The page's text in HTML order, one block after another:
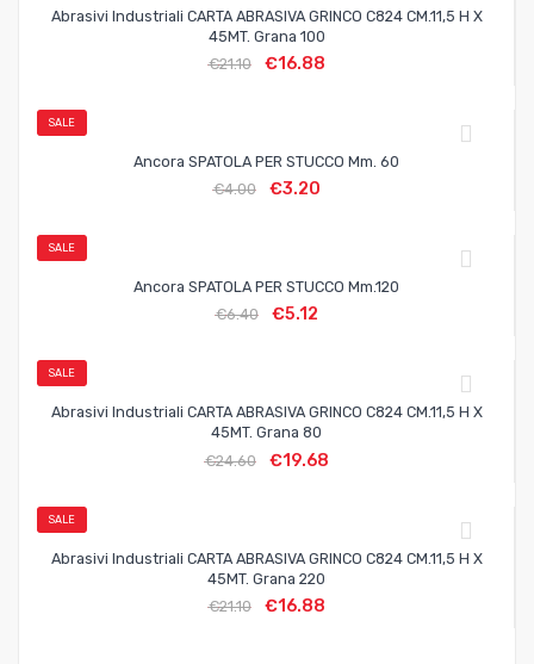
Abrasivi Industriali CARTA ABRASIVA GRINCO C824 CM.11,5 H X
45MT. Grana 100
€21.10 €16.88
SALE
Ancora SPATOLA PER STUCCO Mm. 60
€4.00 €3.20
SALE
Ancora SPATOLA PER STUCCO Mm.120
€6.40 €5.12
SALE
Abrasivi Industriali CARTA ABRASIVA GRINCO C824 CM.11,5 H X
45MT. Grana 80
€24.60 €19.68
SALE
Abrasivi Industriali CARTA ABRASIVA GRINCO C824 CM.11,5 H X
45MT. Grana 220
€21.10 €16.88